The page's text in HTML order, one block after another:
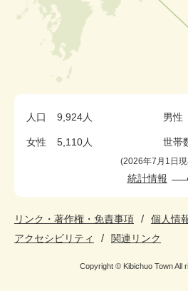
人口 9,924人 男性
女性 5,110人 世帯
2026年7月1日
統計情報
リンク・著作権・免責事項
個人情
アクセシビリティ
関連リンク
Copyright © Kibichuo Town All